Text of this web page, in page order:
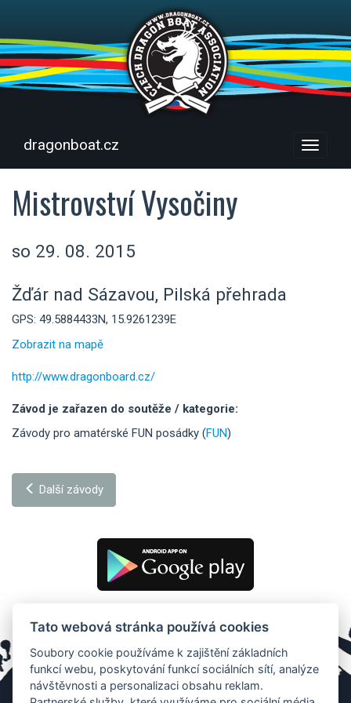
Menu
dragonboat.cz
Mistrovství Vysočiny
so 29. 08. 2015
Žďár nad Sázavou, Pilská přehrada
GPS: 49.5884433N, 15.9261239E
Zobrazit na mapě
http://www.dragonboard.cz/
Závod je zařazen do soutěže / kategorie:
Závody pro amatérské FUN posádky (FUN)
Další závody
Tato webová stránka používá cookies
Soubory cookie používáme k zajištění základních
funkcí webu, poskytování funkcí sociálních sítí, analýze
návštěvnosti a personalizaci obsahu reklam.